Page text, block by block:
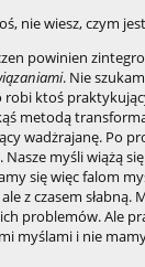
nie wiesz, czym
powinien
. Nie
robi ktoś
metodą
wadżrajanę. Po
myśli wiążą
się więc falom
z czasem słabną.
problemów. Ale
myślami i nie